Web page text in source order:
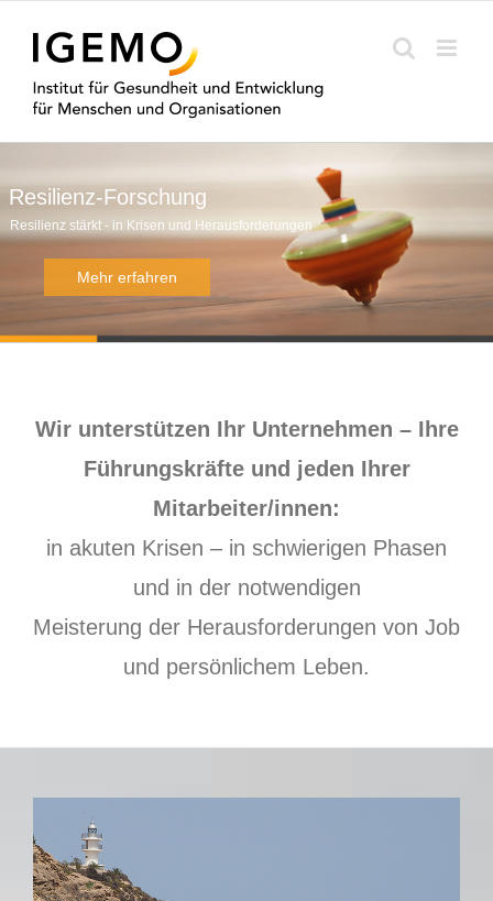
Inhalt
springen
Wir unterstützen Ihr Unternehmen – Ihre
Führungskräfte und jeden Ihrer
Mitarbeiter/innen:
in akuten Krisen – in schwierigen Phasen
und in der notwendigen
Meisterung der Herausforderungen von Job
und persönlichem Leben.